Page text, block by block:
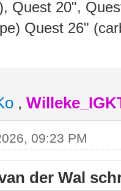
Quest 20",
Quest 26"
,
09:23 PM
der Wal